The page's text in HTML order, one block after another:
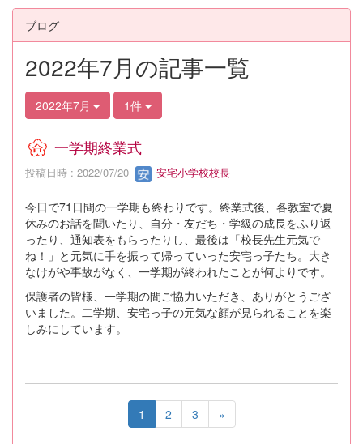
ブログ
2022年7月の記事一覧
2022年7月 1件
一学期終業式
投稿日時 : 2022/07/20 安宅小学校校長
今日で71日間の一学期も終わりです。終業式後、各教室で夏
休みのお話を聞いたり、自分・友だち・学級の成長をふり返
ったり、通知表をもらったりし、最後は「校長先生元気で
ね！」と元気に手を振って帰っていった安宅っ子たち。大き
なけがや事故がなく、一学期が終われたことが何よりです。
保護者の皆様、一学期の間ご協力いただき、ありがとうござ
いました。二学期、安宅っ子の元気な顔が見られることを楽
しみにしています。
1 2 3 »